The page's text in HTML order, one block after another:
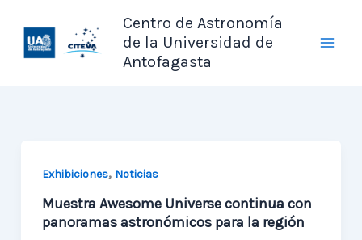
contenido
Centro de Astronomía
de la Universidad de
Antofagasta
Exhibiciones, Noticias
Muestra Awesome Universe continua con
panoramas astronómicos para la región